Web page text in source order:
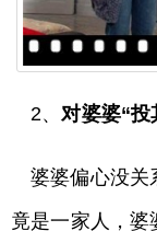
2、 对婆婆“投
婆婆偏心没关
竟是一家人，